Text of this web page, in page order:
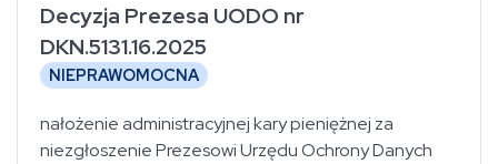
Decyzja Prezesa UODO nr
DKN.5131.16.2025
NIEPRAWOMOCNA
nałożenie administracyjnej kary pieniężnej za
niezgłoszenie Prezesowi Urzędu Ochrony Danych